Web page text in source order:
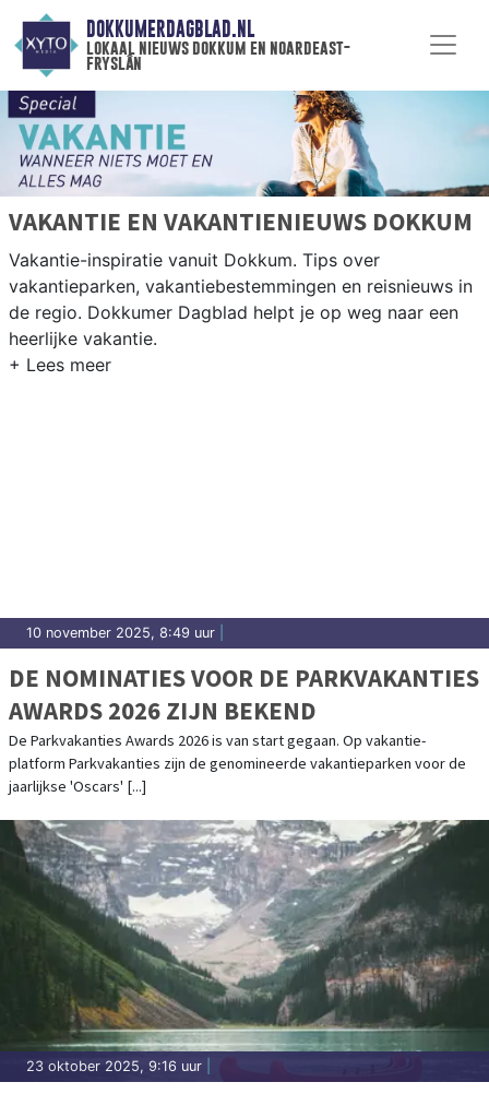
DOKKUMERDAGBLAD.NL
lokaal nieuws dokkum en noardeast-
fryslân
VAKANTIE EN VAKANTIENIEUWS DOKKUM
Vakantie-inspiratie vanuit Dokkum. Tips over
vakantieparken, vakantiebestemmingen en reisnieuws in
de regio. Dokkumer Dagblad helpt je op weg naar een
heerlijke vakantie.
10 november 2025, 8:49 uur
DE NOMINATIES VOOR DE PARKVAKANTIES
AWARDS 2026 ZIJN BEKEND
De Parkvakanties Awards 2026 is van start gegaan. Op vakantie-
platform Parkvakanties zijn de genomineerde vakantieparken voor de
jaarlijkse 'Oscars' [...]
23 oktober 2025, 9:16 uur